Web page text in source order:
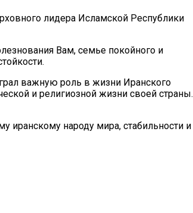
лидера Исламской Республики
Вам, семье покойного и
важную роль в жизни Иранского
и религиозной жизни своей страны.
иранскому народу мира, стабильности и